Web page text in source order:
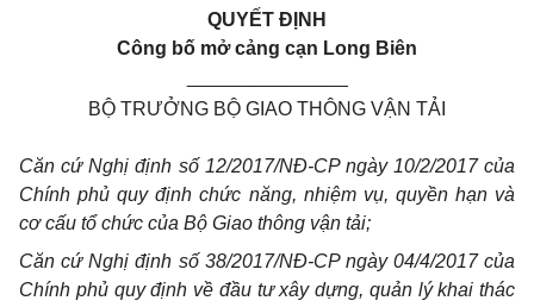
QUYẾT ĐỊNH
Công bố mở cảng cạn Long Biên
BỘ TRƯỞNG BỘ GIAO THÔNG VẬN TẢI
Căn cứ Nghị định số 12/2017/NĐ-CP ngày 10/2/2017 của
Chính phủ quy định chức năng, nhiệm vụ, quyền hạn và
cơ cấu tổ chức của Bộ Giao thông vận tải;
Căn cứ Nghị định số 38/2017/NĐ-CP ngày 04/4/2017 của
Chính phủ quy định về đầu tư xây dựng, quản lý khai thác